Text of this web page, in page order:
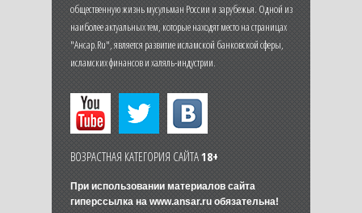
общественную жизнь мусульман России и зарубежья. Одной из
наиболее актуальных тем, которые находят место на страницах
"Ансар.Ru", является развитие исламской банковской сферы,
исламских финансов и халяль-индустрии.
ВОЗРАСТНАЯ КАТЕГОРИЯ САЙТА18+
При использовании материалов сайта
гиперссылка на www.ansar.ruобязательна!